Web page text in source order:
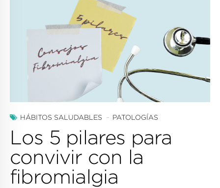
HÁBITOS SALUDABLES PATOLOGÍAS
Los 5 pilares para
convivir con la
fibromialgia